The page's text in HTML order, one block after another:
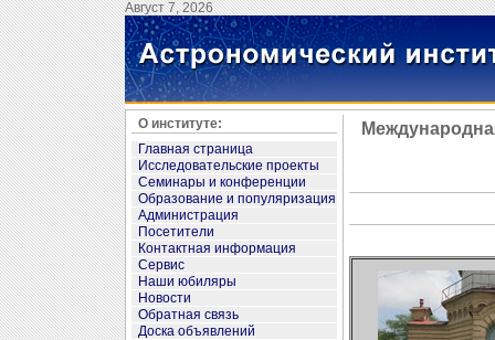
Август 7, 2026
О институте:
Главная страница
Исследовательские проекты
Семинары и конференции
Образование и популяризация
Администрация
Посетители
Контактная информация
Сервис
Наши юбиляры
Новости
Обратная связь
Доска объявлений